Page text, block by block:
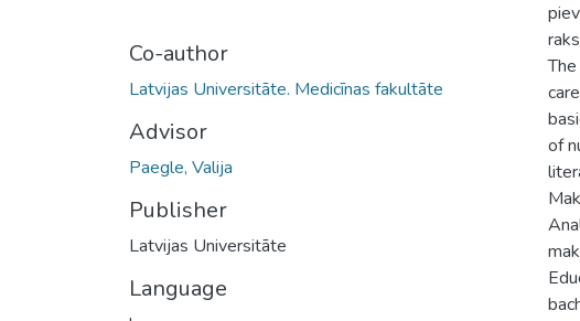
Co-author
Latvijas Universitāte. Medicīnas fakultāte
Advisor
Paegle, Valija
Publisher
Latvijas Universitāte
Language
of